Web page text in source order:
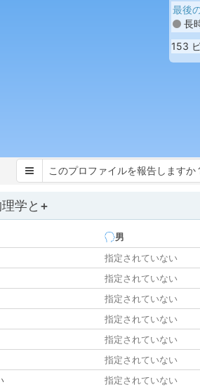
最後
長
153
このプロファイルを報告しますか
学と+
男
指定されていない
指定されていない
指定されていない
指定されていない
指定されていない
指定されていない
指定されていない